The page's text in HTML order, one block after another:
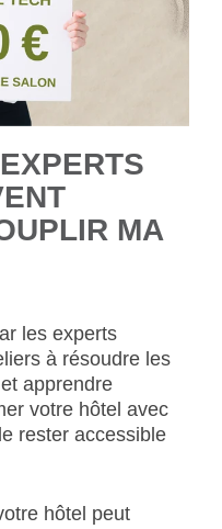
MA
les experts
à résoudre les
apprendre
votre hôtel avec
rester accessible
hôtel peut